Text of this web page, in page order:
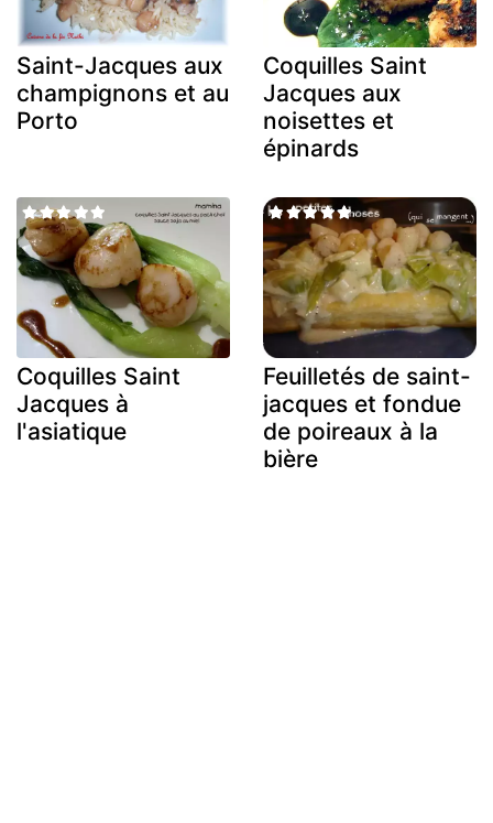
Saint-Jacques aux
champignons et au
Porto
Coquilles Saint
Jacques aux
noisettes et
épinards
Coquilles Saint
Jacques à
l'asiatique
Feuilletés de saint-
jacques et fondue
de poireaux à la
bière